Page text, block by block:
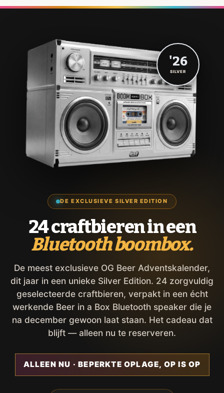
DE EXCLUSIEVE SILVER EDITION
24 craftbieren in een
Bluetooth boombox.
De meest exclusieve OG Beer Adventskalender,
dit jaar in een unieke Silver Edition. 24 zorgvuldig
geselecteerde craftbieren, verpakt in een écht
werkende Beer in a Box Bluetooth speaker die je
na december gewoon laat staan. Het cadeau dat
blijft — alleen nu te reserveren.
ALLEEN NU · BEPERKTE OPLAGE, OP IS OP
'26
SILVER